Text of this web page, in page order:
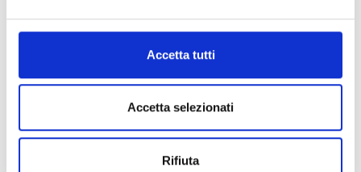
Accetta tutti
Accetta selezionati
Rifiuta
ALGARIA
Ideatore
Antonio Idà